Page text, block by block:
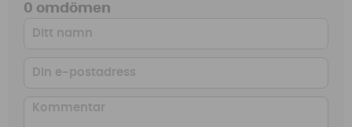
0 omdömen